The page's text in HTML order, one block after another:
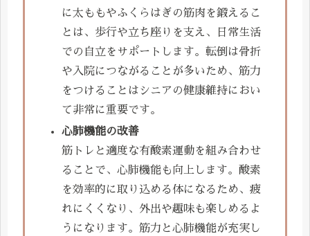
に太ももやふくらはぎの筋肉を鍛えるこ
とは、歩行や立ち座りを支え、日常生活
での自立をサポートします。転倒は骨折
や入院につながることが多いため、筋力
をつけることはシニアの健康維持におい
て非常に重要です。
心肺機能の改善
筋トレと適度な有酸素運動を組み合わせ
ることで、心肺機能も向上します。酸素
を効率的に取り込める体になるため、疲
れにくくなり、外出や趣味も楽しめるよ
うになります。筋力と心肺機能が充実し